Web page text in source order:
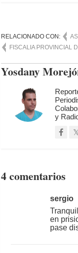
RELACIONADO CON:
FISCALIA PROVINCIAL
Yosdany
y
4 comentarios
sergio
en
pase